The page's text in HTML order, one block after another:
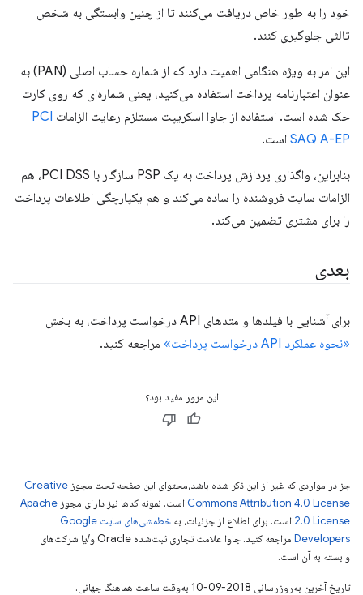
خود را به طور خاص دریافت می‌کنند تا از چنین وابستگی به شخص
ثالثی جلوگیری کنند.
این امر به ویژه هنگامی اهمیت دارد که از شماره حساب اصلی (PAN) به
عنوان اعتبارنامه پرداخت استفاده می‌کنید، یعنی شماره‌ای که روی کارت
حک شده است. استفاده از جاوا اسکریپت مستلزم رعایت الزامات PCI
SAQ A-EP است.
بنابراین، واگذاری پردازش پرداخت به یک PSP سازگار با PCI DSS، هم
الزامات سایت فروشنده را ساده می‌کند و هم یکپارچگی اطلاعات پرداخت
را برای مشتری تضمین می‌کند.
بعدی
برای آشنایی با فیلدها و متدهای API درخواست پرداخت، به بخش
«نحوه عملکرد API درخواست پرداخت»
مراجعه کنید.
این مرور مفید بود؟
جز در مواردی که غیر از این ذکر شده باشد،‌محتوای این صفحه تحت مجوز Creative
Commons Attribution 4.0 License است. نمونه کدها نیز دارای مجوز Apache
2.0 License است. برای اطلاع از جزئیات، به
خطمشی‌های سایت Google
Developers‏
مراجعه کنید. جاوا علامت تجاری ثبت‌شده Oracle و/یا شرکت‌های
وابسته به آن است.
تاریخ آخرین به‌روزرسانی 2018-09-10 به‌وقت ساعت هماهنگ جهانی.